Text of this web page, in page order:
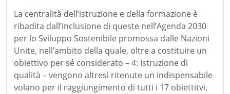
La centralità dell’istruzione e della formazione è
ribadita dall’inclusione di queste nell’Agenda 2030
per lo Sviluppo Sostenibile promossa dalle Nazioni
Unite, nell’ambito della quale, oltre a costituire un
obiettivo per sé considerato – 4: Istruzione di
qualità – vengono altresì ritenute un indispensabile
volano per il raggiungimento di tutti i 17 obiettitvi.